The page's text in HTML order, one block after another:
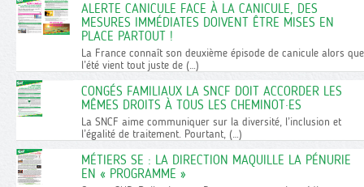
ALERTE CANICULE FACE À LA CANICULE, DES
MESURES IMMÉDIATES DOIVENT ÊTRE MISES EN
PLACE PARTOUT !
La France connaît son deuxième épisode de canicule alors que
l’été vient tout juste de (…)
CONGÉS FAMILIAUX LA SNCF DOIT ACCORDER LES
MÊMES DROITS À TOUS LES CHEMINOT·ES
La SNCF aime communiquer sur la diversité, l’inclusion et
l’égalité de traitement. Pourtant, (…)
MÉTIERS SE : LA DIRECTION MAQUILLE LA PÉNURIE
EN « PROGRAMME »